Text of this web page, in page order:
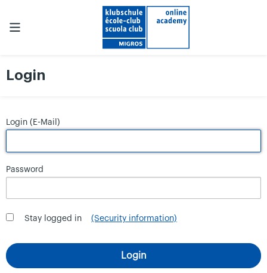
Login
Login (E-Mail)
Password
Stay logged in (Security information)